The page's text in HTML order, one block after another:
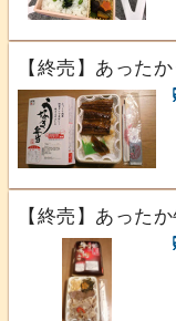
【終売】あった
【終売】あった